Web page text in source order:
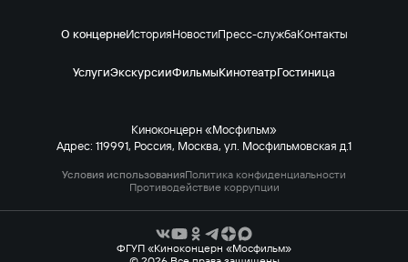
О концернеИсторияНовостиПресс-службаКонтакты
УслугиЭкскурсииФильмыКинотеатрГостиница
Киноконцерн «Мосфильм»
Адрес: 119991, Россия, Москва, ул. Мосфильмовская д.1
Условия использованияПолитика конфиденциальности
Противодействие коррупции
ФГУП «Киноконцерн «Мосфильм»